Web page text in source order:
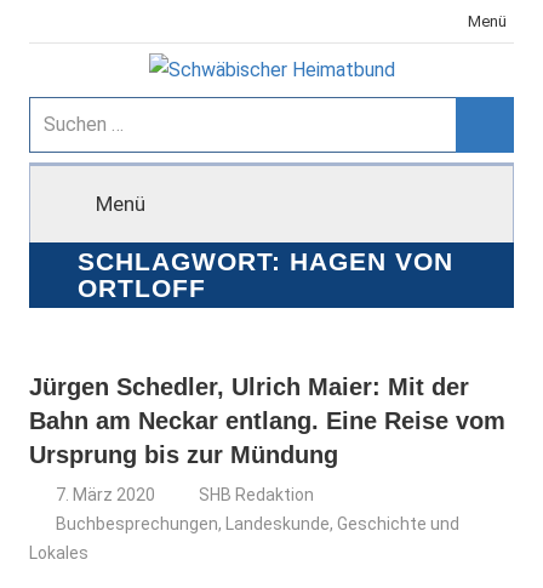
Inhalt
Menü
Schwäbischer
Heimatbund
Suchen
nach:
Menü
SCHLAGWORT: HAGEN VON
ORTLOFF
Jürgen Schedler, Ulrich Maier: Mit der
Bahn am Neckar entlang. Eine Reise vom
Ursprung bis zur Mündung
7. März 2020
SHB Redaktion
Buchbesprechungen,
Landeskunde, Geschichte und
Lokales